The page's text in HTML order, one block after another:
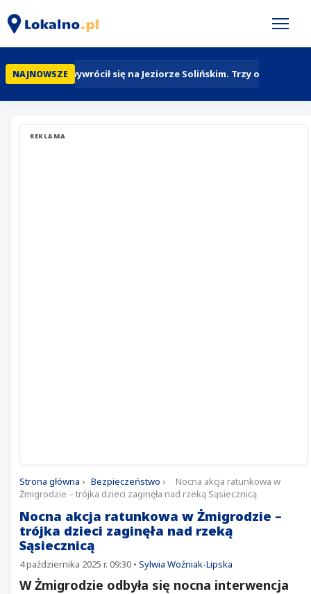
NAJNOWSZEJacht wywrócił się na Jeziorze Solińskim. Trzy osoby
REKLAMA
Strona główna › Bezpieczeństwo ›
Nocna akcja ratunkowa w
Żmigrodzie – trójka dzieci zaginęła nad rzeką Sąsiecznicą
Nocna akcja ratunkowa w Żmigrodzie –
trójka dzieci zaginęła nad rzeką
Sąsiecznicą
4 października 2025 r. 09:30 • Sylwia Woźniak-Lipska
W Żmigrodzie odbyła się nocna interwencja